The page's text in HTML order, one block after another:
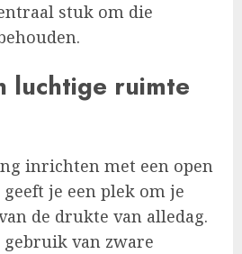
stuk om die
luchtige ruimte
inrichten met een open
je een plek om je
de drukte van alledag.
van zware